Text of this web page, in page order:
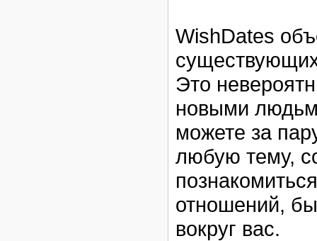
WishDates
Это
новыми
можете за
любую тему,
отношений,
вокруг вас.